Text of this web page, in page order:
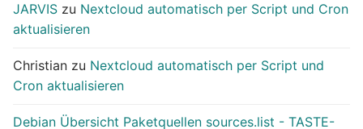
JARVIS zu Nextcloud automatisch per Script und Cron
aktualisieren
Christian zu Nextcloud automatisch per Script und
Cron aktualisieren
Debian Übersicht Paketquellen sources.list - TASTE-